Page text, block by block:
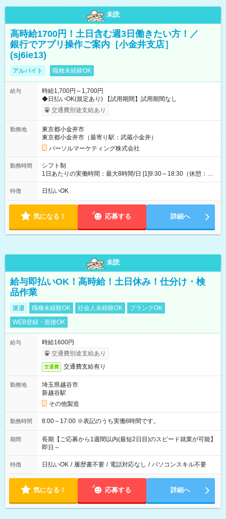
未読
高時給1700円！土日含む週3日働きたい方！／
銀行でアプリ操作ご案内［小金井支店］
(sj6ie13)
アルバイト 職種未経験OK
給与
時給1,700円～1,700円
◆日払いOK(規定あり) 【試用期間】試用期間なし
交通費別途支給あり
勤務地
東京都小金井市
東京都小金井市（最寄り駅：武蔵小金井）
パーソルマーケティング株式会社
勤務時間
シフト制
1日あたりの実働時間：最大8時間/日 [1]9:30～18:30（休憩：1
時間） [2]15:30～19:30（休憩：なし） ・平日のみ週3日 【土日
祝】9:30～18:30(実働8時間)【平日】15:30～19:30(実働4時間)
特徴 日払いOK
気になる！ 応募する 詳細へ
未読
給与即払いOK！高時給！土日休み！仕分け・検
品作業
派遣 職種未経験OK 社会人未経験OK
ブランクOK
WEB登録・面接OK
給与
時給1600円
交通費別途支給あり
交通費 交通費支給有り
勤務地
埼玉県越谷市
新越谷駅
その他製造
勤務時間 8:00～17:00 ※表記のうち実働8時間です。
期間
長期【ご応募から1週間以内(最短2日目)のスピード就業が可能】
即日～
特徴 日払いOK / 履歴書不要 / 電話対応なし / パソコンスキル不要
気になる！ 応募する 詳細へ